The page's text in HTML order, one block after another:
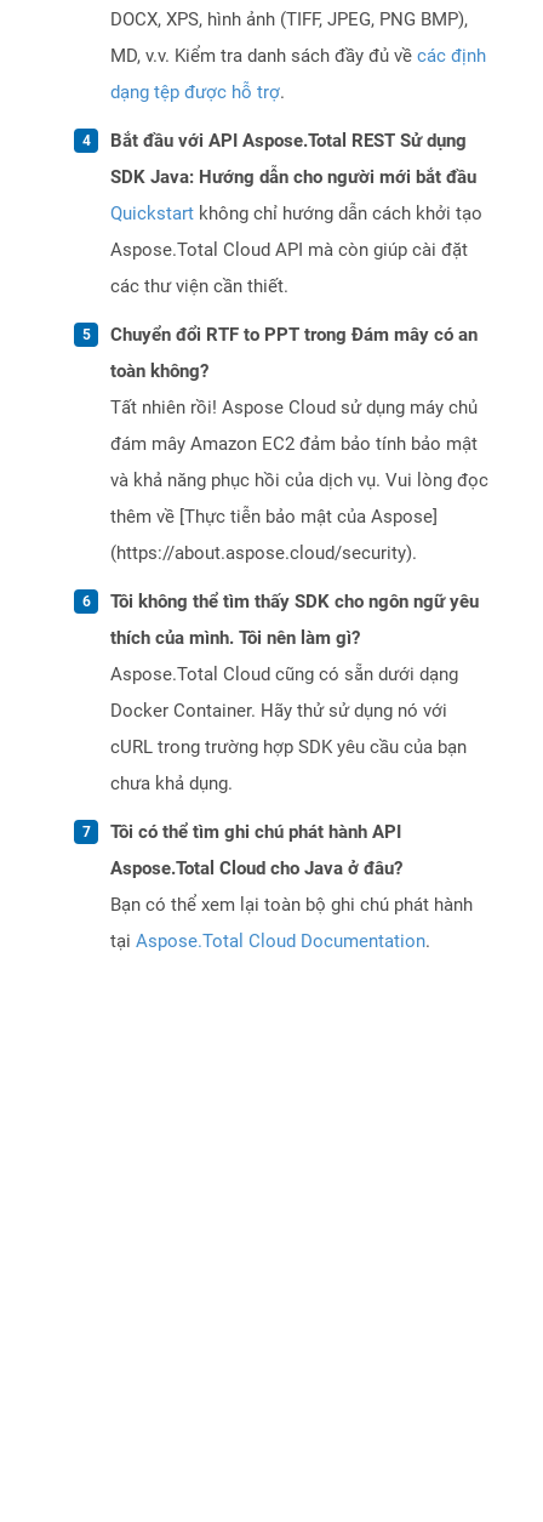
DOCX, XPS, hình ảnh (TIFF, JPEG, PNG BMP),
MD, v.v. Kiểm tra danh sách đầy đủ về các định
dạng tệp được hỗ trợ.
Bắt đầu với API Aspose.Total REST Sử dụng
SDK Java: Hướng dẫn cho người mới bắt đầu
Quickstart không chỉ hướng dẫn cách khởi tạo
Aspose.Total Cloud API mà còn giúp cài đặt
các thư viện cần thiết.
Chuyển đổi RTF to PPT trong Đám mây có an
toàn không?
Tất nhiên rồi! Aspose Cloud sử dụng máy chủ
đám mây Amazon EC2 đảm bảo tính bảo mật
và khả năng phục hồi của dịch vụ. Vui lòng đọc
thêm về [Thực tiễn bảo mật của Aspose]
(https://about.aspose.cloud/security).
Tôi không thể tìm thấy SDK cho ngôn ngữ yêu
thích của mình. Tôi nên làm gì?
Aspose.Total Cloud cũng có sẵn dưới dạng
Docker Container. Hãy thử sử dụng nó với
cURL trong trường hợp SDK yêu cầu của bạn
chưa khả dụng.
Tôi có thể tìm ghi chú phát hành API
Aspose.Total Cloud cho Java ở đâu?
Bạn có thể xem lại toàn bộ ghi chú phát hành
tại Aspose.Total Cloud Documentation.